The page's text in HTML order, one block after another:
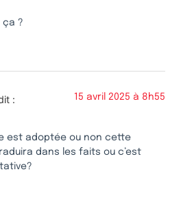
ça ?
: 15 avril 2025 à 8h55
est adoptée ou non cette
dans les faits ou c’est